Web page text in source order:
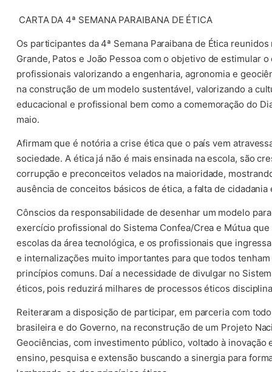
CARTA DA 4ª SEMANA PARAIBANA DE ÉTICA
Os participantes da 4ª Semana Paraibana de Ética
Grande, Patos e João Pessoa com o objetivo de estimular
profissionais valorizando a engenharia, agronomia e
na construção de um modelo sustentável, valorizando a
educacional e profissional bem como a comemoração do
maio.
Afirmam que é notória a crise ética que o país vem
sociedade. A ética já não é mais ensinada na escola, são
corrupção e preconceitos velados na maioridade,
ausência de conceitos básicos de ética, a falta de cidadania
Cônscios da responsabilidade de desenhar um modelo
exercício profissional do Sistema Confea/Crea e Mútua
escolas da área tecnológica, e os profissionais que
e internalizações muito importantes para que todos
princípios comuns. Daí a necessidade de divulgar no
éticos, pois reduzirá milhares de processos éticos
Reiteraram a disposição de participar, em parceria com
brasileira e do Governo, na reconstrução de um Projeto
Geociências, com investimento público, voltado à
ensino, pesquisa e extensão buscando a sinergia para